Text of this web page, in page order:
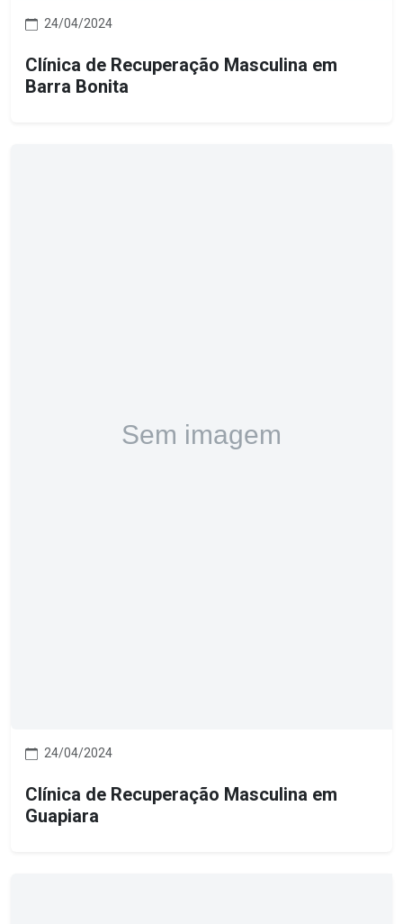
24/04/2024
Clínica de Recuperação Masculina em
Barra Bonita
24/04/2024
Clínica de Recuperação Masculina em
Guapiara